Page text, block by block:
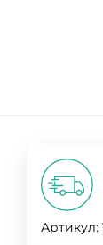
Артикул: